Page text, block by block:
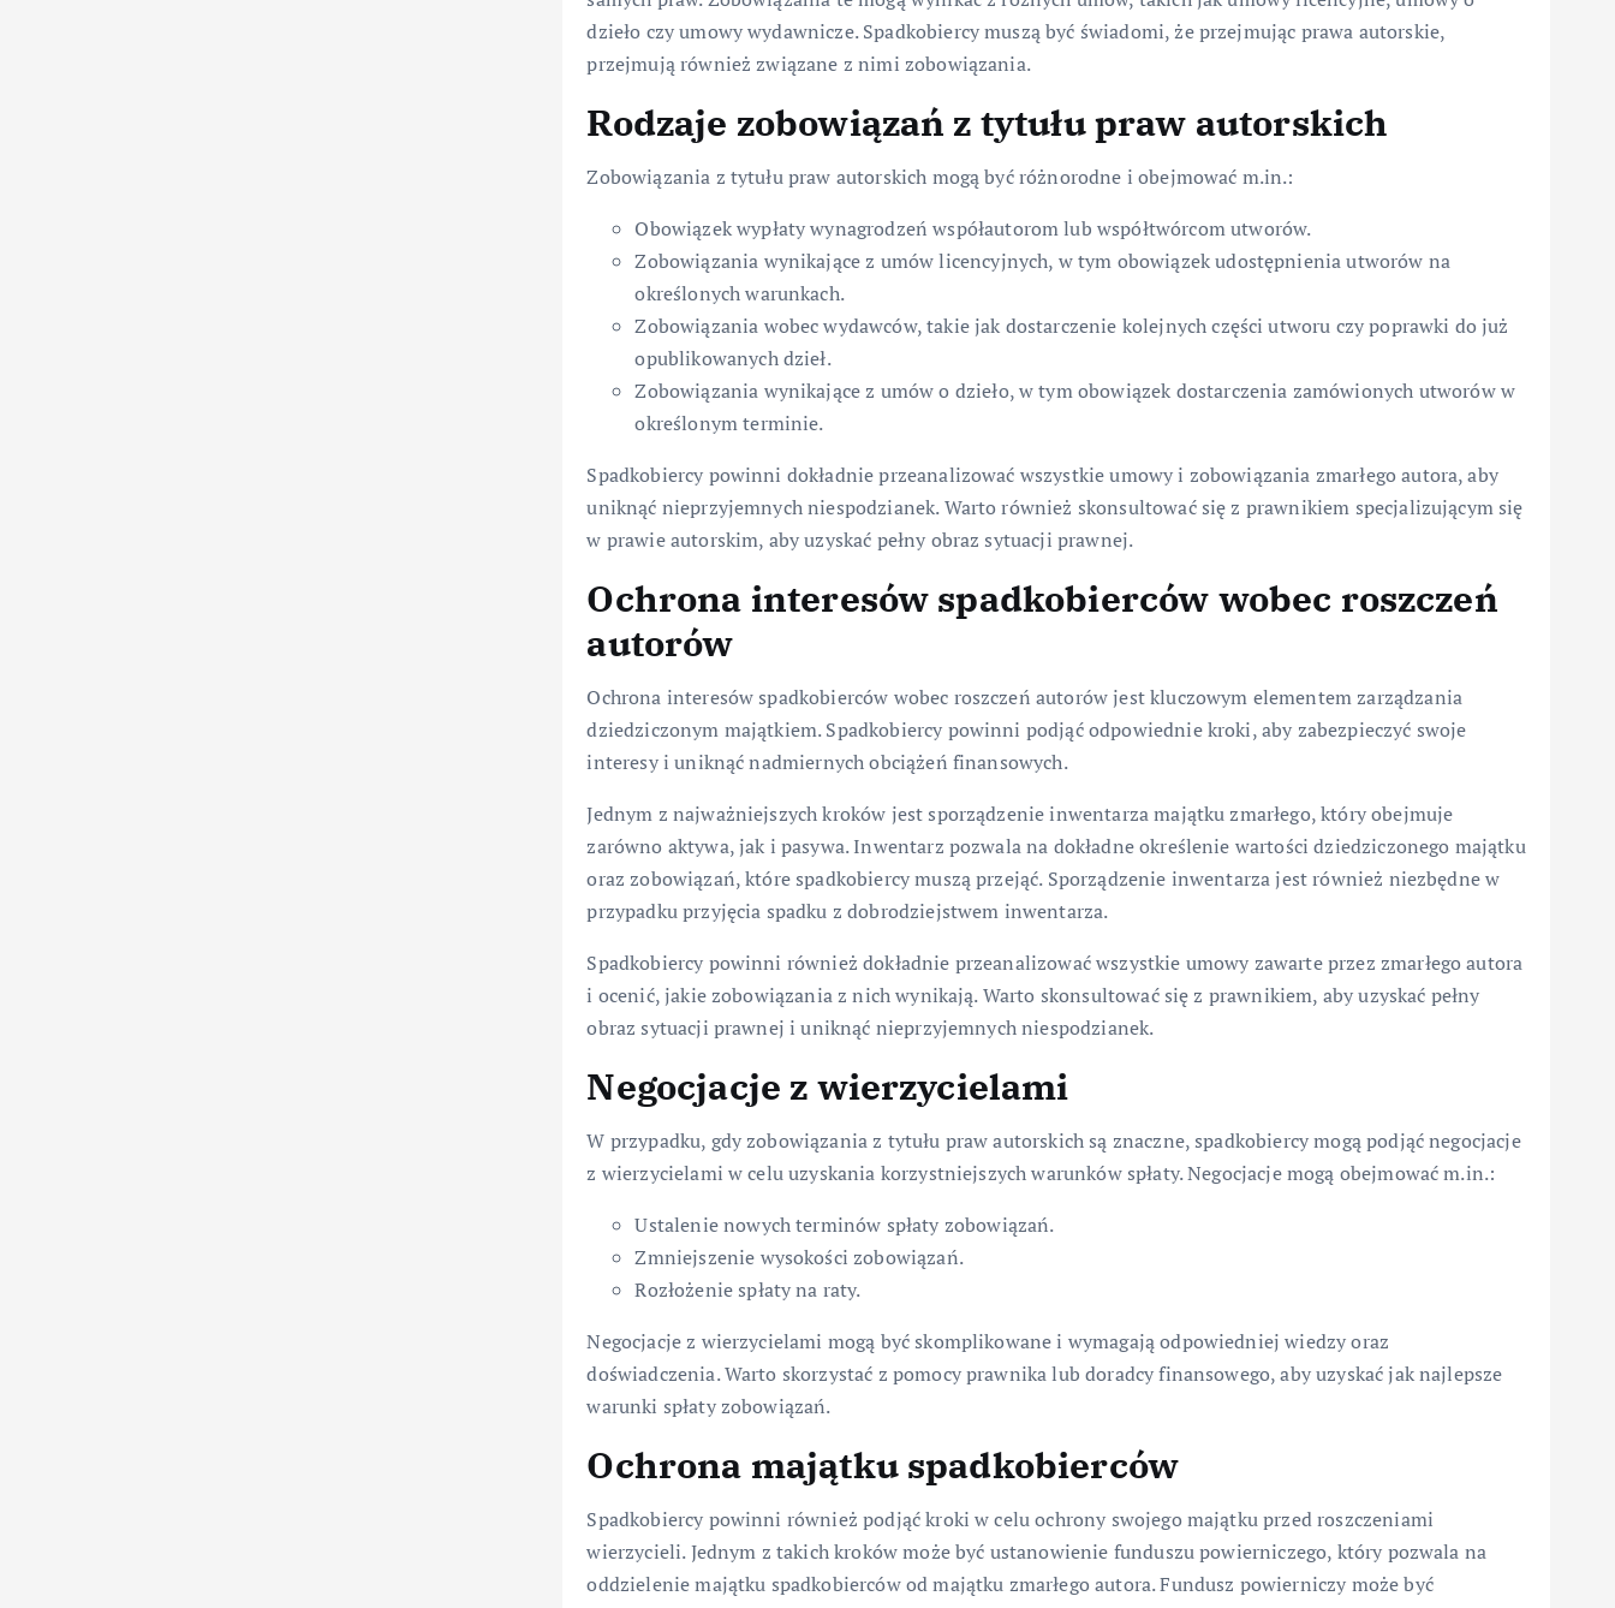
dzieło czy umowy wydawnicze. Spadkobiercy muszą być świadomi, że przejmując prawa autorskie,
przejmują również związane z nimi zobowiązania.
Rodzaje zobowiązań z tytułu praw autorskich
Zobowiązania z tytułu praw autorskich mogą być różnorodne i obejmować m.in.:
Obowiązek wypłaty wynagrodzeń współautorom lub współtwórcom utworów.
Zobowiązania wynikające z umów licencyjnych, w tym obowiązek udostępnienia utworów na
określonych warunkach.
Zobowiązania wobec wydawców, takie jak dostarczenie kolejnych części utworu czy poprawki do już
opublikowanych dzieł.
Zobowiązania wynikające z umów o dzieło, w tym obowiązek dostarczenia zamówionych utworów w
określonym terminie.
Spadkobiercy powinni dokładnie przeanalizować wszystkie umowy i zobowiązania zmarłego autora, aby
uniknąć nieprzyjemnych niespodzianek. Warto również skonsultować się z prawnikiem specjalizującym się
w prawie autorskim, aby uzyskać pełny obraz sytuacji prawnej.
Ochrona interesów spadkobierców wobec roszczeń
autorów
Ochrona interesów spadkobierców wobec roszczeń autorów jest kluczowym elementem zarządzania
dziedziczonym majątkiem. Spadkobiercy powinni podjąć odpowiednie kroki, aby zabezpieczyć swoje
interesy i uniknąć nadmiernych obciążeń finansowych.
Jednym z najważniejszych kroków jest sporządzenie inwentarza majątku zmarłego, który obejmuje
zarówno aktywa, jak i pasywa. Inwentarz pozwala na dokładne określenie wartości dziedziczonego majątku
oraz zobowiązań, które spadkobiercy muszą przejąć. Sporządzenie inwentarza jest również niezbędne w
przypadku przyjęcia spadku z dobrodziejstwem inwentarza.
Spadkobiercy powinni również dokładnie przeanalizować wszystkie umowy zawarte przez zmarłego autora
i ocenić, jakie zobowiązania z nich wynikają. Warto skonsultować się z prawnikiem, aby uzyskać pełny
obraz sytuacji prawnej i uniknąć nieprzyjemnych niespodzianek.
Negocjacje z wierzycielami
W przypadku, gdy zobowiązania z tytułu praw autorskich są znaczne, spadkobiercy mogą podjąć negocjacje
z wierzycielami w celu uzyskania korzystniejszych warunków spłaty. Negocjacje mogą obejmować m.in.:
Ustalenie nowych terminów spłaty zobowiązań.
Zmniejszenie wysokości zobowiązań.
Rozłożenie spłaty na raty.
Negocjacje z wierzycielami mogą być skomplikowane i wymagają odpowiedniej wiedzy oraz
doświadczenia. Warto skorzystać z pomocy prawnika lub doradcy finansowego, aby uzyskać jak najlepsze
warunki spłaty zobowiązań.
Ochrona majątku spadkobierców
Spadkobiercy powinni również podjąć kroki w celu ochrony swojego majątku przed roszczeniami
wierzycieli. Jednym z takich kroków może być ustanowienie funduszu powierniczego, który pozwala na
oddzielenie majątku spadkobierców od majątku zmarłego autora. Fundusz powierniczy może być